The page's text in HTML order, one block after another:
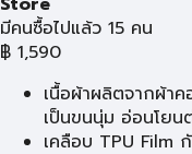
มีคนซื้อไปแล้ว 15 คน
฿ 1,590
เนื้อผ้าผลิตจากผ้า
เป็นขนนุ่ม อ่อนโยน
เคลือบ TPU Film